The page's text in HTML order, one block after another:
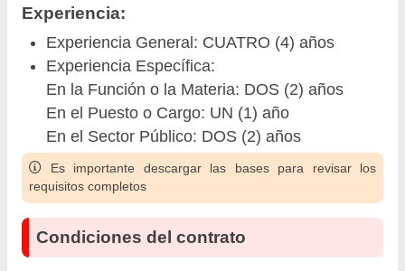
Experiencia:
Experiencia General: CUATRO (4) años
Experiencia Específica:
En la Función o la Materia: DOS (2) años
En el Puesto o Cargo: UN (1) año
En el Sector Público: DOS (2) años
Es importante descargar las bases para revisar los
requisitos completos
Condiciones del contrato